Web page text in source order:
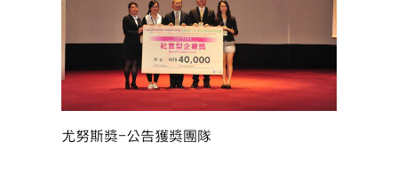
尤努斯獎-公告獲獎團隊